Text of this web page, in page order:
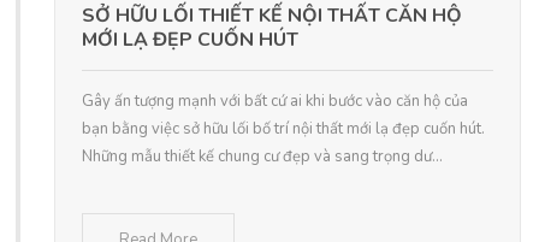
SỞ HỮU LỐI THIẾT KẾ NỘI THẤT CĂN HỘ
MỚI LẠ ĐẸP CUỐN HÚT
Gây ấn tượng mạnh với bất cứ ai khi bước vào căn hộ của
bạn bằng việc sở hữu lối bố trí nội thất mới lạ đẹp cuốn hút.
Những mẫu thiết kế chung cư đẹp và sang trọng dư...